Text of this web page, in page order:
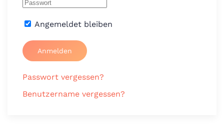
Angemeldet bleiben
Anmelden
Passwort vergessen?
Benutzername vergessen?